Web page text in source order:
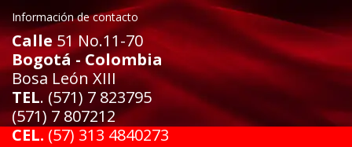
Información de contacto
Calle51 No.11-70
Bogotá - Colombia
Bosa León XIII
TEL. (571) 7 823795
(571) 7 807212
CEL. (57) 313 4840273